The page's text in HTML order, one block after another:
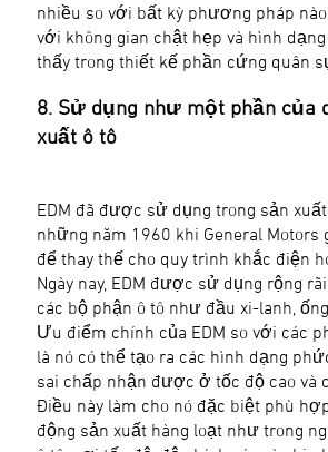
nhiều so với bất kỳ phương pháp
với không gian chật hẹp và hình
thấy trong thiết kế phần cứng quân
8. Sử dụng như một phần của
xuất ô tô
EDM đã được sử dụng trong sản
những năm 1960 khi General Motors
để thay thế cho quy trình khắc điện
Ngày nay, EDM được sử dụng rộng
các bộ phận ô tô như đầu xi-lanh,
Ưu điểm chính của EDM so với các
là nó có thể tạo ra các hình dạng
sai chấp nhận được ở tốc độ cao và
Điều này làm cho nó đặc biệt phù
động sản xuất hàng loạt như trong